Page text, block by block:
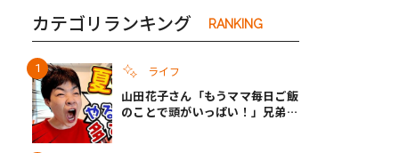
夫婦
カテゴリランキング RANKING
ライフ
山田花子さん「もうママ毎日ご飯
のことで頭がいっぱい！」兄弟夏